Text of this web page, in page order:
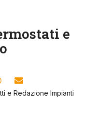
e
e Redazione Impianti